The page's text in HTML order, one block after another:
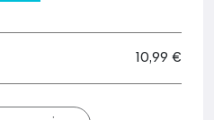
10,99 €